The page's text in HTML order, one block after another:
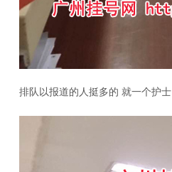
排队以报道的人挺多的 就一个护士